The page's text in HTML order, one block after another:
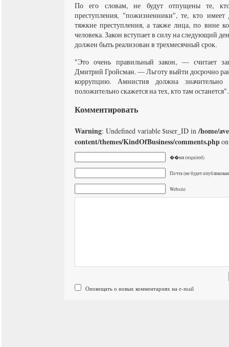
По его словам, не будут отпущены те,
преступления, "пожизненники", те, кто
тяжкие преступления, а также лица, по вине
человека. Закон вступает в силу на следующий
должен быть реализован в трехмесячный срок.
"Это очень правильный закон, — считает
Дмитрий Гройсман. — Льготу выйти досрочно
коррупцию. Амнистия должна
положительно скажется на тех, кто там останется".
Комментировать
Warning: Undefined variable $user_ID in/home/
content/themes/KindOfBusiness/comments.php
��мя (required)
Почта (не будет
Website
Оповещать о новых комментариях на e-mail